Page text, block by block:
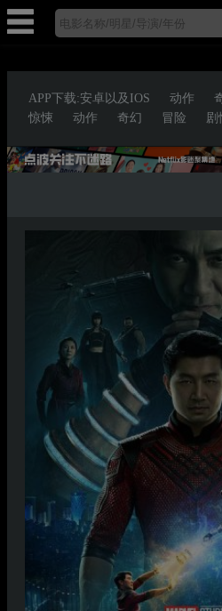
APP下载:安卓以及IOS 动作
惊悚
动作 奇幻 冒险 剧